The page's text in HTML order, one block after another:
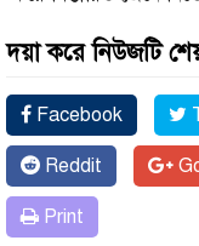
দয়া করে নিউজটি
Facebook
Reddit
Print